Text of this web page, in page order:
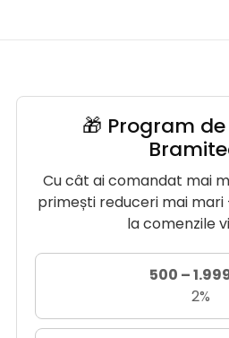
🎁 Program
Cu cât ai comandat mai
primești reduceri mai
la comenzile
500 –
2%